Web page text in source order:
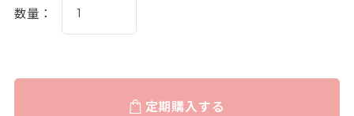
数量：
定期購入する